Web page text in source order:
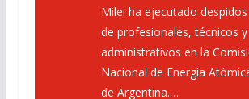
Milei ha ejecutado
de profesionales, técnicos y
administrativos en la
Nacional de Energía
de Argentina.…